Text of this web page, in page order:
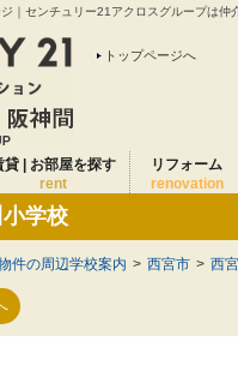
｜センチュリー21アクロスグループは仲
トップページへ
貸 | お部屋を探す
rent
リフォーム
renovation
学校
件の周辺学校案内 > 西宮市 > 西